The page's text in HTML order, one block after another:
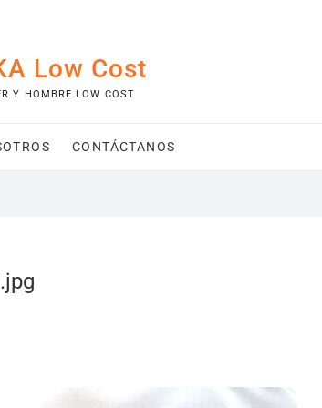
Low Cost
Y HOMBRE LOW COST
CONTÁCTANOS